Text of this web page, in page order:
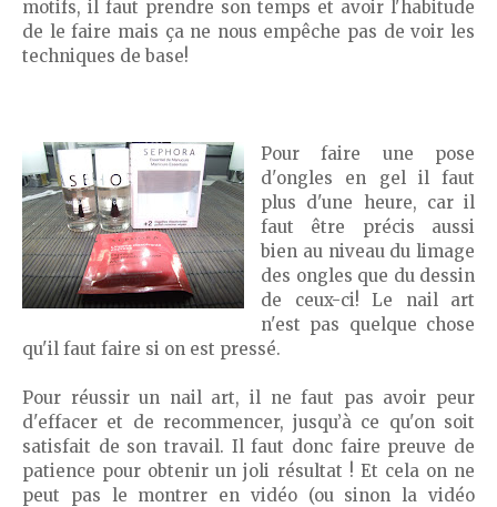
motifs, il faut prendre son temps et avoir l'habitude
de le faire mais ça ne nous empêche pas de voir les
techniques de base!
Pour faire une pose
d'ongles en gel il faut
plus d'une heure, car il
faut être précis aussi
bien au niveau du limage
des ongles que du dessin
de ceux-ci! Le nail art
n'est pas quelque chose
qu'il faut faire si on est pressé.
Pour réussir un nail art, il ne faut pas avoir peur
d'effacer et de recommencer, jusqu’à ce qu'on soit
satisfait de son travail. Il faut donc faire preuve de
patience pour obtenir un joli résultat ! Et cela on ne
peut pas le montrer en vidéo (ou sinon la vidéo